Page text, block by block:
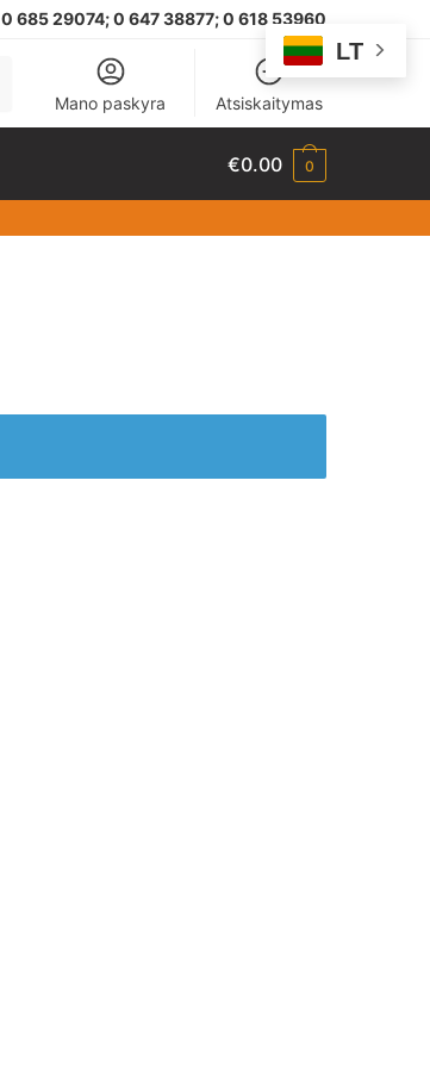
0 685 29074;0 647 38877; 0 618 53960
Mano paskyra
Atsiskaitymas
€0.00 0
LT